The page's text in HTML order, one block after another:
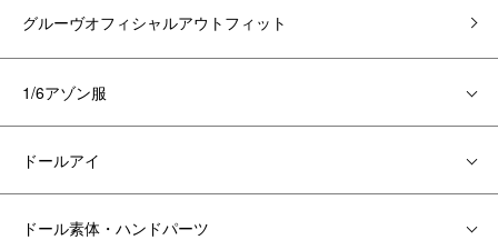
グルーヴオフィシャルアウトフィット
1/6アゾン服
ドールアイ
ドール素体・ハンドパーツ